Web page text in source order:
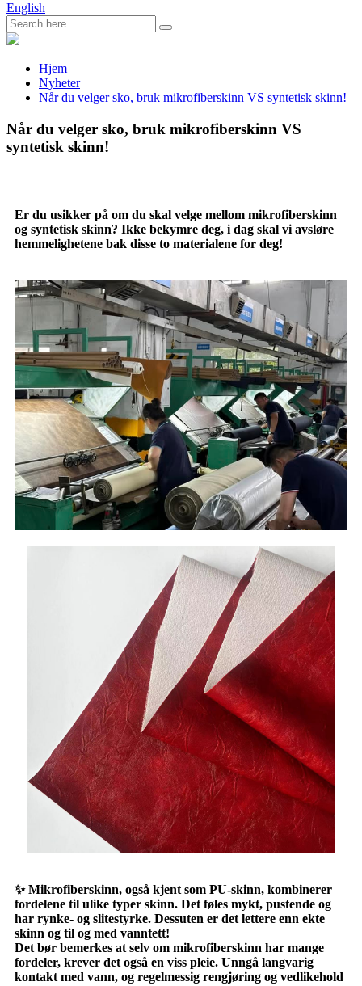
English
Hjem
Nyheter
Når du velger sko, bruk mikrofiberskinn VS syntetisk skinn!
Når du velger sko, bruk mikrofiberskinn VS
syntetisk skinn!
Er du usikker på om du skal velge mellom mikrofiberskinn
og syntetisk skinn? Ikke bekymre deg, i dag skal vi avsløre
hemmelighetene bak disse to materialene for deg!
✨ Mikrofiberskinn, også kjent som PU-skinn, kombinerer
fordelene til ulike typer skinn. Det føles mykt, pustende og
har rynke- og slitestyrke. Dessuten er det lettere enn ekte
skinn og til og med vanntett!
Det bør bemerkes at selv om mikrofiberskinn har mange
fordeler, krever det også en viss pleie. Unngå langvarig
kontakt med vann, og regelmessig rengjøring og vedlikehold